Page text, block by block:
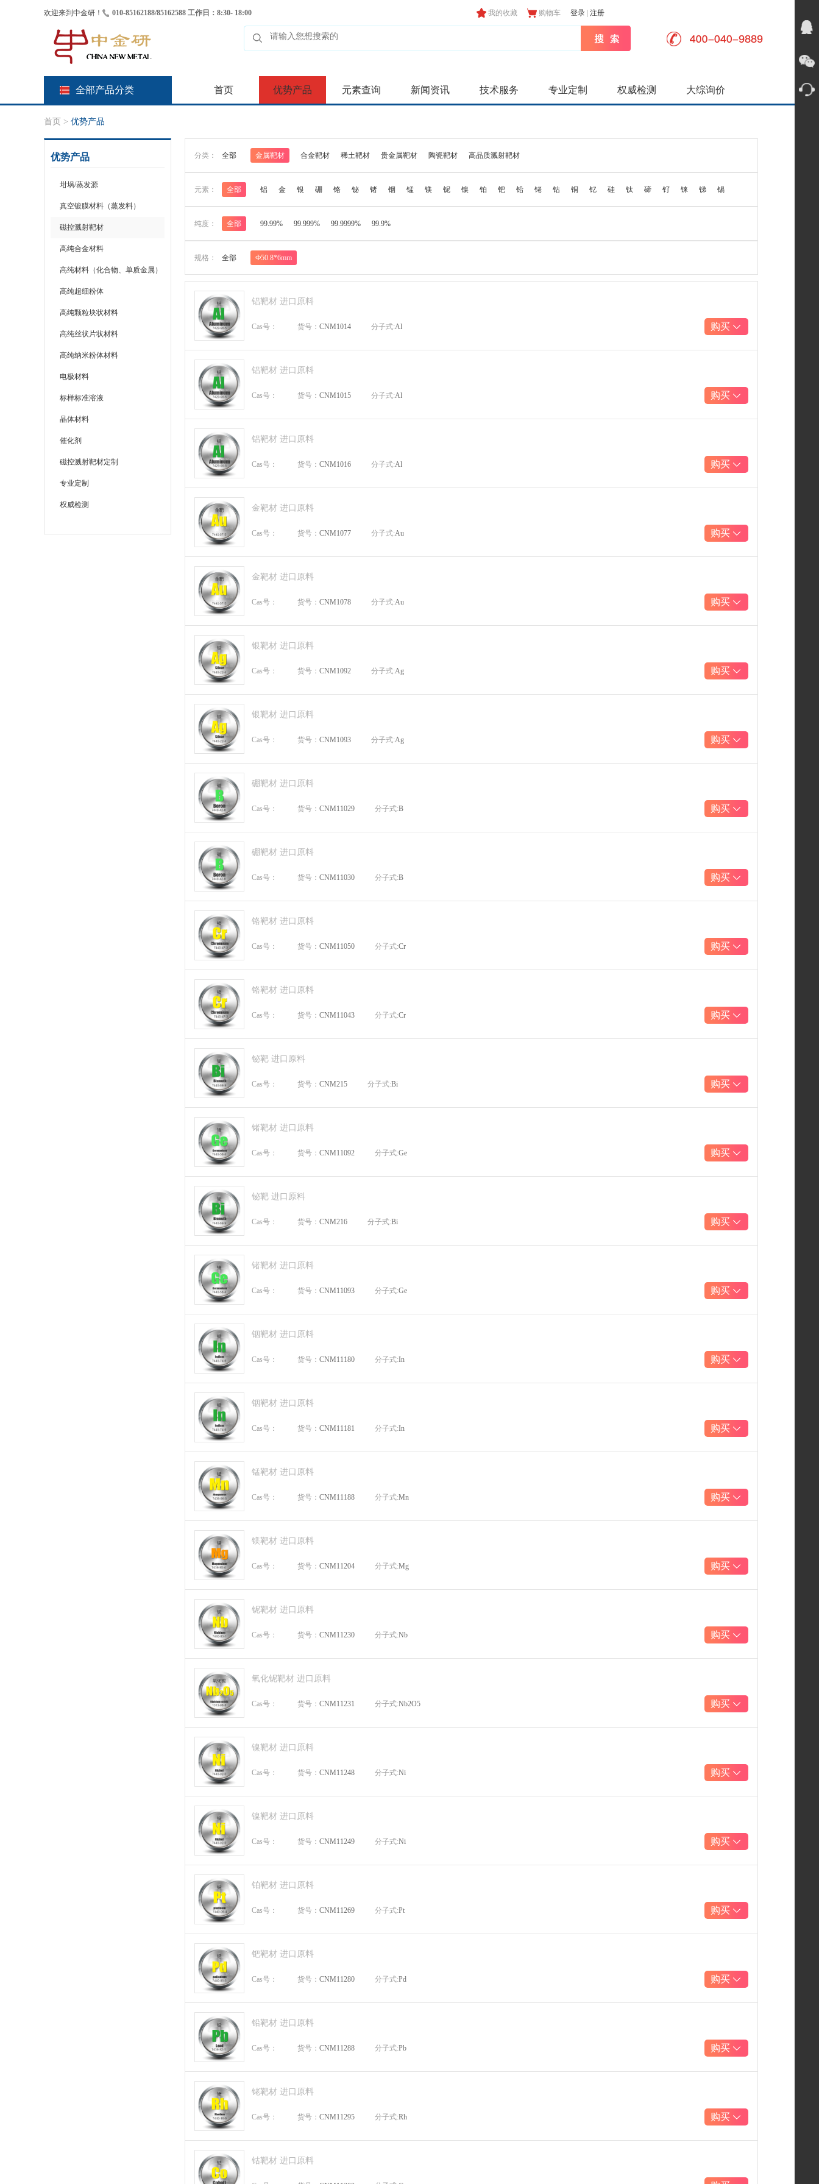
欢迎来到中金研！ 010-85162188/85162588 工作日：8:30- 18:00 我的收藏 购物车 登录 注册
全部产品分类 首页 优势产品 元素查询 新闻资讯 技术服务 专业定制 权威检测 大综询价
首页 > 优势产品
优势产品
坩埚/蒸发源
真空镀膜材料（蒸发料）
磁控溅射靶材
高纯合金材料
高纯材料（化合物、单质金属）
高纯超细粉体
高纯颗粒块状材料
高纯丝状片状材料
高纯纳米粉体材料
电极材料
标样标准溶液
晶体材料
催化剂
磁控溅射靶材定制
专业定制
权威检测
分类： 全部 金属靶材 合金靶材 稀土靶材 贵金属靶材 陶瓷靶材 高品质溅射靶材
元素： 全部 铝 金 银 硼 铬 铋 锗 铟 锰 镁 铌 镍 铂 钯 铅 铑 钴 铜 钇 硅 钛 碲 钌 铼 锑 锡
纯度： 全部 99.99% 99.999% 99.9999% 99.9%
规格： 全部 Ф50.8*6mm
铝靶材 进口原料
Cas号： 货号： CNM1014 分子式:Al 购买
铝靶材 进口原料
Cas号： 货号： CNM1015 分子式:Al 购买
铝靶材 进口原料
Cas号： 货号： CNM1016 分子式:Al 购买
金靶材 进口原料
Cas号： 货号： CNM1077 分子式:Au 购买
金靶材 进口原料
Cas号： 货号： CNM1078 分子式:Au 购买
银靶材 进口原料
Cas号： 货号： CNM1092 分子式:Ag 购买
银靶材 进口原料
Cas号： 货号： CNM1093 分子式:Ag 购买
硼靶材 进口原料
Cas号： 货号： CNM11029 分子式:B 购买
硼靶材 进口原料
Cas号： 货号： CNM11030 分子式:B 购买
铬靶材 进口原料
Cas号： 货号： CNM11050 分子式:Cr 购买
铬靶材 进口原料
Cas号： 货号： CNM11043 分子式:Cr 购买
铋靶 进口原料
Cas号： 货号： CNM215 分子式:Bi 购买
锗靶材 进口原料
Cas号： 货号： CNM11092 分子式:Ge 购买
铋靶 进口原料
Cas号： 货号： CNM216 分子式:Bi 购买
锗靶材 进口原料
Cas号： 货号： CNM11093 分子式:Ge 购买
铟靶材 进口原料
Cas号： 货号： CNM11180 分子式:In 购买
铟靶材 进口原料
Cas号： 货号： CNM11181 分子式:In 购买
锰靶材 进口原料
Cas号： 货号： CNM11188 分子式:Mn 购买
镁靶材 进口原料
Cas号： 货号： CNM11204 分子式:Mg 购买
铌靶材 进口原料
Cas号： 货号： CNM11230 分子式:Nb 购买
氧化铌靶材 进口原料
Cas号： 货号： CNM11231 分子式:Nb2O5 购买
镍靶材 进口原料
Cas号： 货号： CNM11248 分子式:Ni 购买
镍靶材 进口原料
Cas号： 货号： CNM11249 分子式:Ni 购买
铂靶材 进口原料
Cas号： 货号： CNM11269 分子式:Pt 购买
钯靶材 进口原料
Cas号： 货号： CNM11280 分子式:Pd 购买
铅靶材 进口原料
Cas号： 货号： CNM11288 分子式:Pb 购买
铑靶材 进口原料
Cas号： 货号： CNM11295 分子式:Rh 购买
钴靶材 进口原料